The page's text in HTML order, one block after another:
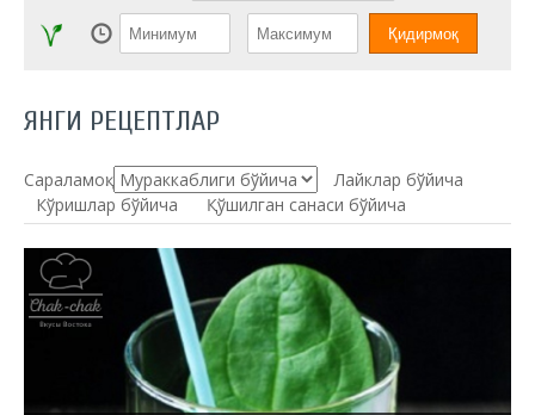
ЯНГИ РЕЦЕПТЛАР
Сараламоқ:
Лайклар бўйича
Кўришлар бўйича
Қўшилган санаси бўйича